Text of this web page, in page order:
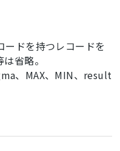
ードを持つレコードを
省略。
、MAX、MIN、result